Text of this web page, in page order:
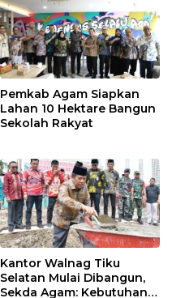
Pemkab Agam Siapkan
Lahan 10 Hektare Bangun
Sekolah Rakyat
Kantor Walnag Tiku
Selatan Mulai Dibangun,
Sekda Agam: Kebutuhan